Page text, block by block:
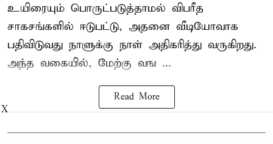
உயிரையும் பொருட்படுத்தாமல் விபரீத
சாகசங்களில் ஈடுபட்டு, அதனை வீடியோவாக
பதிவிடுவது நாளுக்கு நாள் அதிகரித்து வருகிறது.
அந்த வகையில், மேற்கு வங ...
Read More
X